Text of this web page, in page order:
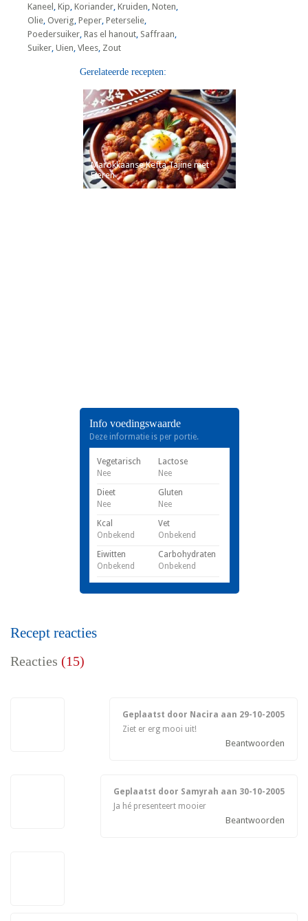
Kaneel ,Kip ,Koriander ,Kruiden ,Noten
Olie Overig ,Peper ,Peterselie
Poedersuiker ,Ras el hanout Saffraan
Suiker ,Uien ,Vlees Zout
Gerelateerde recepten:
Marokkaanse Kefta Tajine met
Eieren
Info voedingswaarde
Deze informatie is per portie.
Vegetarisch
Nee
Lactose
Nee
Dieet
Nee
Gluten
Nee
Kcal
Onbekend
Vet
Onbekend
Eiwitten
Onbekend
Carbohydraten
Onbekend
Recept reacties
Reacties(15)
Geplaatst door Nacira aan 29-10-2005
Ziet er erg mooi uit!
Beantwoorden
Geplaatst door Samyrah aan 30-10-2005
Ja hé presenteert mooier
Beantwoorden